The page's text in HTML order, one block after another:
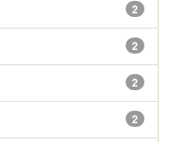
2
2
2
2